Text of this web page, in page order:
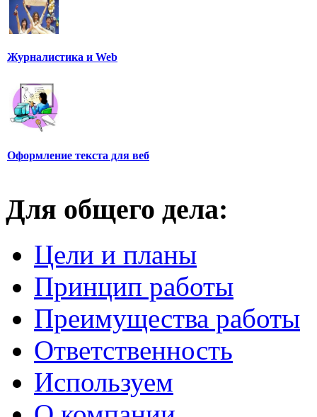
Журналистика и Web
Оформление текста для веб
Для общего дела:
Цели и планы
Принцип работы
Преимущества работы
Ответственность
Используем